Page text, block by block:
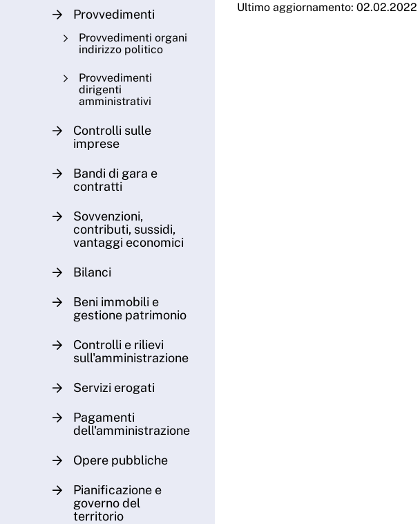
Provvedimenti
Provvedimenti organi
indirizzo politico
Provvedimenti
dirigenti
amministrativi
Controlli sulle
imprese
Bandi di gara e
contratti
Sovvenzioni,
contributi, sussidi,
vantaggi economici
Bilanci
Beni immobili e
gestione patrimonio
Controlli e rilievi
sull'amministrazione
Servizi erogati
Pagamenti
dell'amministrazione
Opere pubbliche
Pianificazione e
governo del
territorio
Ultimo aggiornamento: 02.02.2022